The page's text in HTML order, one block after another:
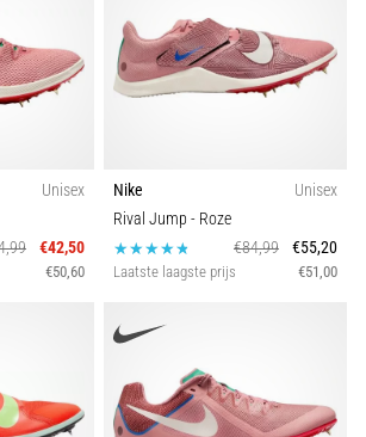
Unisex
€42,50
€50,60
Nike
Unisex
Rival Jump - Roze
€84,99
€55,20
Laatste laagste prijs €51,00